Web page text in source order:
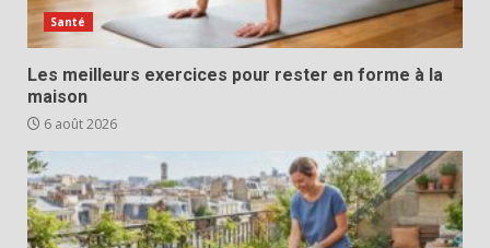
Santé
Les meilleurs exercices pour rester en forme à la
maison
6 août 2026